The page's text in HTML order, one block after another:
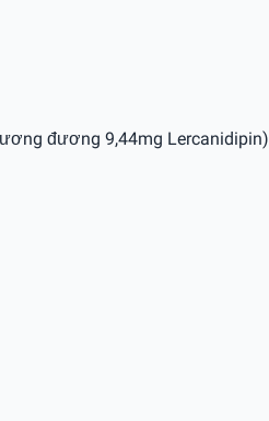
đương 9,44mg Lercanidipin)